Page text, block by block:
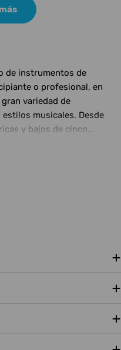
de instrumentos de
o profesional, en
variedad de
musicales. Desde
y bajos de cinco
amplificadores de